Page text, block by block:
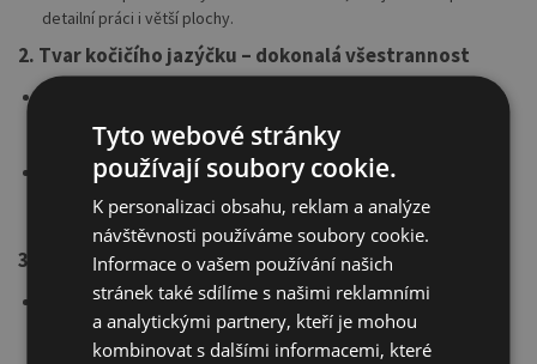
detailní práci i větší plochy.
2. Tvar kočičího jazýčku – dokonalá všestrannost
: Tvar kočičího jazýčku
spojuje výhody plochého štětce pro ostré hrany a kulatého
zakončení pro jemné přechody.
Univerzální nástroj
: Můžete snadno malovat detaily i vytvářet
hladké, široké tahy, což činí tento štětec ideálním pro všechny
umělecké techniky.
3. Elegantní design a ergonomie
Třešňová lakovaná rukojeť: Dlouhá rukojeť v třešňové barvě
nejen skvěle vypadá, ale také perfektně padne do ruky a
poskytuje lepší kontrolu nad tahy.
Tyto webové stránky
používají soubory cookie.
K personalizaci obsahu, reklam a analýze
návštěvnosti používáme soubory cookie.
Informace o vašem používání našich
stránek také sdílíme s našimi reklamními
a analytickými partnery, kteří je mohou
kombinovat s dalšími informacemi, které